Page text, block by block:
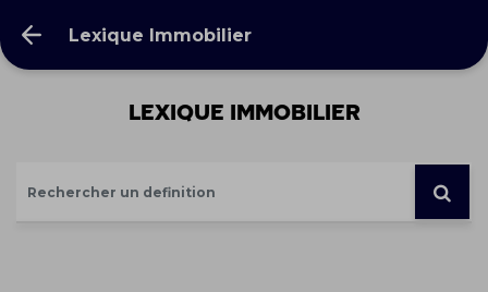
Lexique Immobilier
Lexique Immobilier